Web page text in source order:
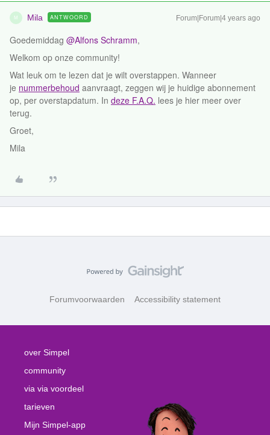
M Mila ANTWOORD Forum|Forum|4 years ago
Goedemiddag @Alfons Schramm,
Welkom op onze community!
Wat leuk om te lezen dat je wilt overstappen. Wanneer
je nummerbehoud aanvraagt, zeggen wij je huidige abonnement
op, per overstapdatum. In deze F.A.Q. lees je hier meer over
terug.
Groet,
Mila
Forumvoorwaarden Accessibility statement
over Simpel
community
via via voordeel
tarieven
Mijn Simpel-app